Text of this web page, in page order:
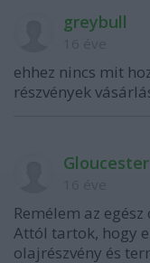
greybull
ehhez nincs mit
részvények
Gloucester
Remélem az
Attól tartok, hogy
olajrészvény és